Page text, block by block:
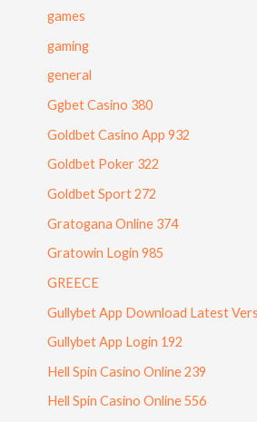
games
gaming
general
Ggbet Casino 380
Goldbet Casino App 932
Goldbet Poker 322
Goldbet Sport 272
Gratogana Online 374
Gratowin Login 985
GREECE
Gullybet App Download Latest
Gullybet App Login 192
Hell Spin Casino Online 239
Hell Spin Casino Online 556